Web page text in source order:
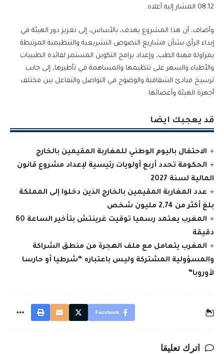
08.12 المشار إليه أعلاه.
وأضاف، أن هذا المشروع يهدف، بالأساس، إلى تعزيز دور الهيئة في
إبداء الرأي بشأن مشاريع النصوص التشريعية والتنظيمية المرتبطة
بمزاولة مهنة الطب، وإعداد برامج التكوين المستمر لفائدة الطبيبات
والأطباء والسهر على تنظيمها والمساهمة في تأطيرها، إلى جانب
ترسيخ مبادئ الشفافية والوضوح في التواصل والتفاعل بين مختلف
أجهزة الهيئة وأعضائها.
قد يعجبك ايضا
الاحتفال باليوم الوطني للمغاربة المقيمين بالخارج
الحكومة تحدد أربع أولويات رئيسية لإعداد مشروع قانون
المالية لسنة 2027
عدد المغاربة المقيمين بالخارج الذين دخلوا إلى المملكة
بلغ أكثر من 2,74 مليون شخص
المغرب يعتمد رسميا توقيت غرينتش بتأخير الساعة 60
دقيقة
المغرب يتعامل مع ملف الهجرة من منطق الشراكة
والمسؤولية المشتركة وليس باعتباره “شرطيا أو حارسا
لأوروبا”
Facebook
اترك تعليقا